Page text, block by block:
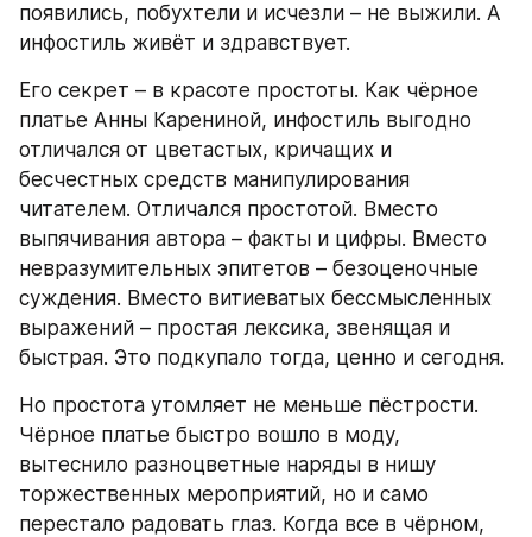
появились, побухтели и исчезли – не выжили. А
инфостиль живёт и здравствует.
Его секрет – в красоте простоты. Как чёрное
платье Анны Карениной, инфостиль выгодно
отличался от цветастых, кричащих и
бесчестных средств манипулирования
читателем. Отличался простотой. Вместо
выпячивания автора – факты и цифры. Вместо
невразумительных эпитетов – безоценочные
суждения. Вместо витиеватых бессмысленных
выражений – простая лексика, звенящая и
быстрая. Это подкупало тогда, ценно и сегодня.
Но простота утомляет не меньше пёстрости.
Чёрное платье быстро вошло в моду,
вытеснило разноцветные наряды в нишу
торжественных мероприятий, но и само
перестало радовать глаз. Когда все в чёрном,